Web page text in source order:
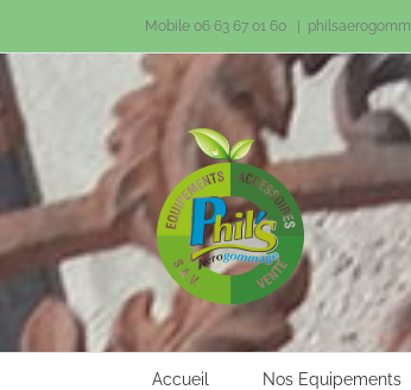
contenu
Mobile 06 63 67 01 60
Accueil Nos Equipements